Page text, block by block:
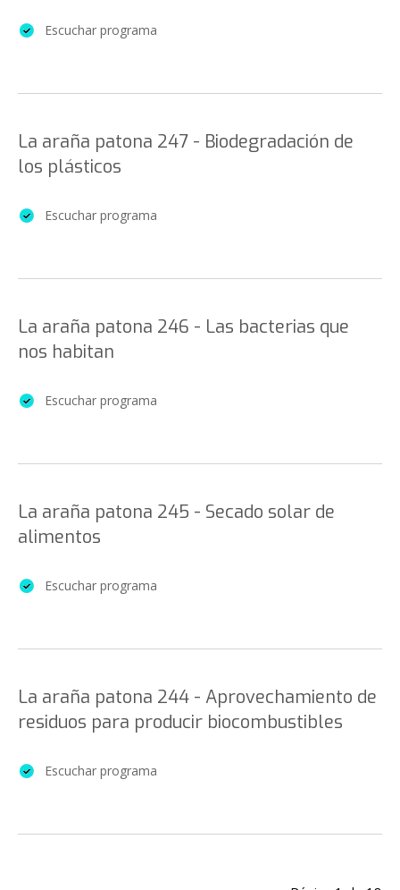
Escuchar programa
La araña patona 247 - Biodegradación de
los plásticos
Escuchar programa
La araña patona 246 - Las bacterias que
nos habitan
Escuchar programa
La araña patona 245 - Secado solar de
alimentos
Escuchar programa
La araña patona 244 - Aprovechamiento de
residuos para producir biocombustibles
Escuchar programa